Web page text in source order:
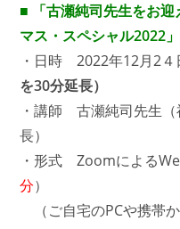
■ 「古瀬純司先生をお
マス・スペシャル2022」
・日時 2022年12月2
を30分延長）
・講師 古瀬純司先生
長）
・形式 Zoomによる
分）
（ご自宅のPCや携帯